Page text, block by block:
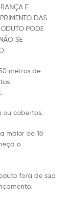
E
DAS
PODE
SE
metros de
ou cobertos.
maior de 18
o
fora de sua